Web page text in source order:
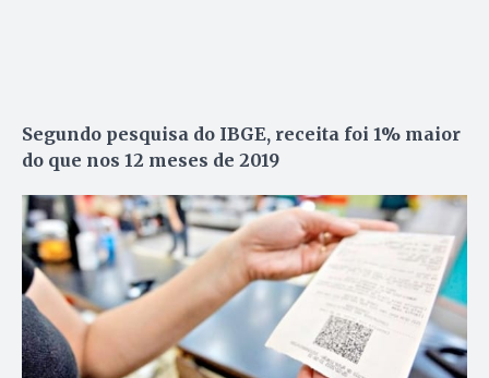
Segundo pesquisa do IBGE, receita foi 1% maior
do que nos 12 meses de 2019